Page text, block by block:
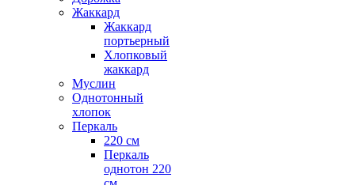
Жаккард
Жаккард
портьерный
Хлопковый
жаккард
Муслин
Однотонный
хлопок
Перкаль
220 см
Перкаль
однотон 220